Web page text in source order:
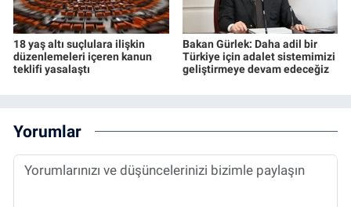
18 yaş altı suçlulara ilişkin
düzenlemeleri içeren kanun
teklifi yasalaştı
Bakan Gürlek: Daha adil bir
Türkiye için adalet sistemimizi
geliştirmeye devam edeceğiz
Yorumlar